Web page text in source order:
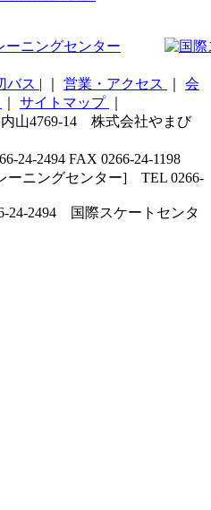
バス | 営業・アクセス
会
サイトマップ
山4769-14 株式会社やまび
2494 FAX 0266-24-1198
ーニングセンター] TEL 0266-